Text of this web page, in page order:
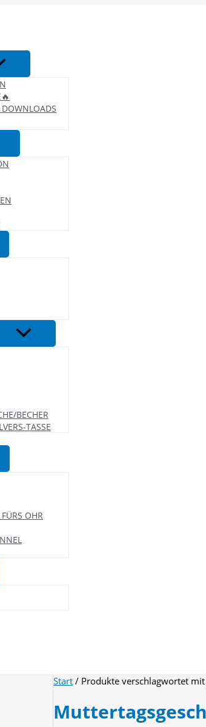
BECHER
TASSE
OHR
Start / Produkte verschlagwortet mit